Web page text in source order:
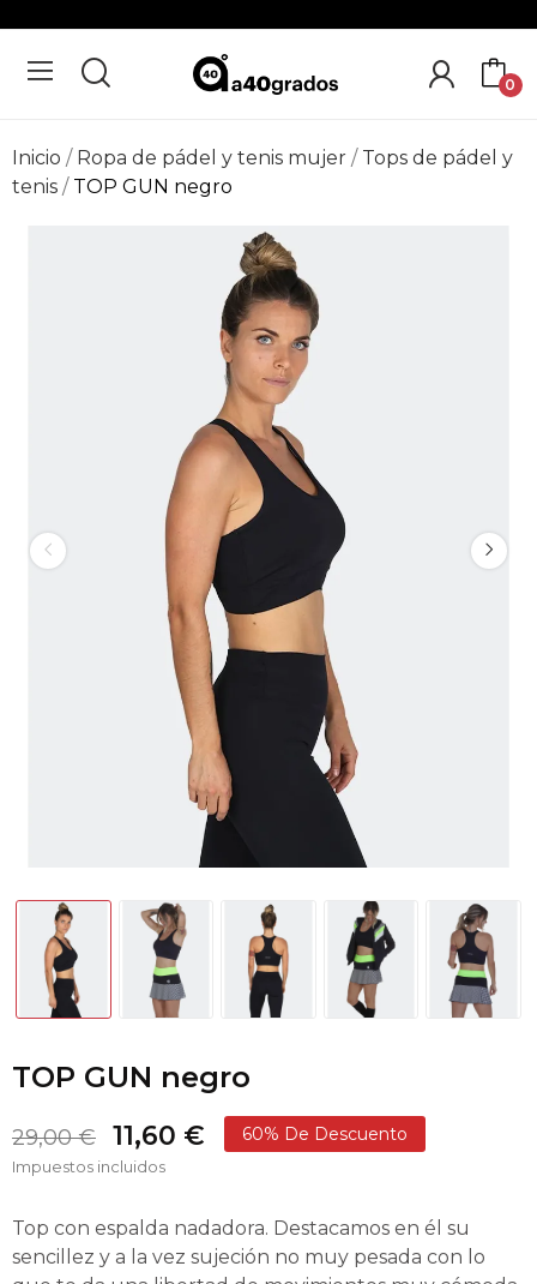
0
Inicio Ropa de pádel y tenis mujer
Tops de pádel y
tenis
TOP GUN negro
TOP GUN negro
29,00 € 11,60 € 60% De Descuento
Impuestos incluidos
Top con espalda nadadora. Destacamos en él su
sencillez y a la vez sujeción no muy pesada con lo